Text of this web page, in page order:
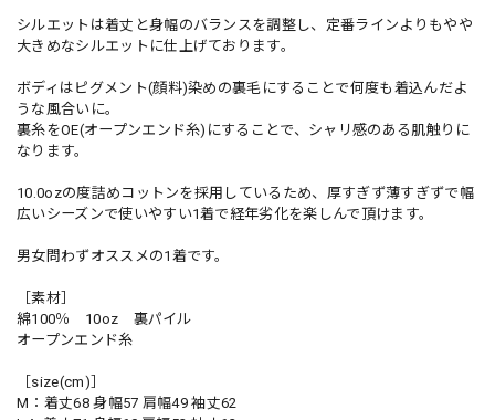
シルエットは着丈と身幅のバランスを調整し、定番ラインよりもやや
大きめなシルエットに仕上げております。
ボディはピグメント(顔料)染めの裏毛にすることで何度も着込んだよ
うな風合いに。
裏糸をOE(オープンエンド糸)にすることで、シャリ感のある肌触りに
なります。
10.0ozの度詰めコットンを採用しているため、厚すぎず薄すぎずで幅
広いシーズンで使いやすい1着で経年劣化を楽しんで頂けます。
男女問わずオススメの1着です。
［素材］
綿100％ 10oz 裏パイル
オープンエンド糸
［size(cm)］
M：着丈68 身幅57 肩幅49 袖丈62